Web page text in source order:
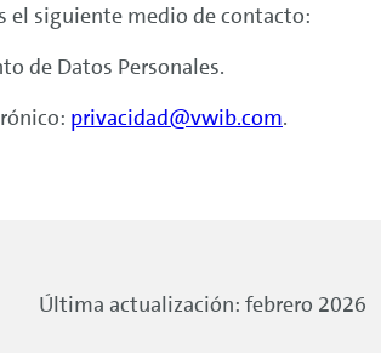
el siguiente medio de contacto:
de Datos Personales.
privacidad@vwib.com.
Última actualización: febrero 2026